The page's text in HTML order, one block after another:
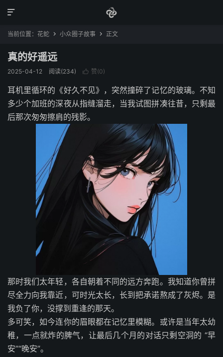

当前位置： 花蛇  小众圈子故事  正文
真的好遥远
2025-04-12 阅读(234)  赞(0)
耳机里循环的《好久不见》，突然撞碎了记忆的玻璃。不知
多少个加班的深夜从指缝溜走，当我试图拼凑往昔，只剩最
后那次匆匆擦肩的残影。
那时我们太年轻，各自朝着不同的远方奔跑。我知道你曾拼
尽全力向我靠近，可时光太长，长到把承诺熬成了灰烬。是
我负了你，没撑到重逢的那天。
多可笑，如今连你的眉眼都在记忆里模糊。或许是当年太幼
稚，一点就炸的脾气，让最后几个月的对话只剩空洞的 “早
安”“晚安”。